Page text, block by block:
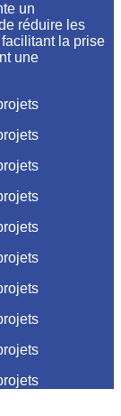
un
réduire les
la prise
une